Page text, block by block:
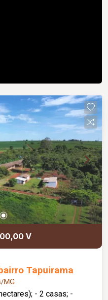
V
Tapuirama
MG
- 2 casas; -